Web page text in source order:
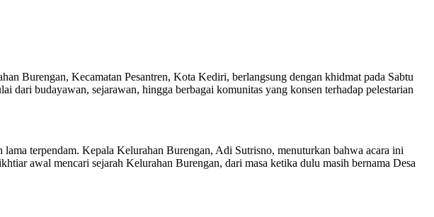
Burengan, Kecamatan Pesantren, Kota Kediri, berlangsung dengan khidmat pada Sabtu
budayawan, sejarawan, hingga berbagai komunitas yang konsen terhadap pelestarian
terpendam. Kepala Kelurahan Burengan, Adi Sutrisno, menuturkan bahwa acara ini
awal mencari sejarah Kelurahan Burengan, dari masa ketika dulu masih bernama Desa